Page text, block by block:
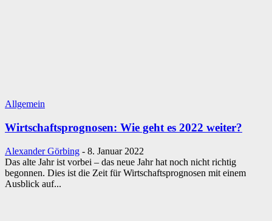
Allgemein
Wirtschaftsprognosen: Wie geht es 2022 weiter?
Alexander Görbing - 8. Januar 2022
Das alte Jahr ist vorbei – das neue Jahr hat noch nicht richtig
begonnen. Dies ist die Zeit für Wirtschaftsprognosen mit einem
Ausblick auf...